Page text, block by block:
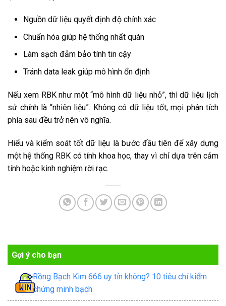
Nguồn dữ liệu quyết định độ chính xác
Chuẩn hóa giúp hệ thống nhất quán
Làm sạch đảm bảo tính tin cậy
Tránh data leak giúp mô hình ổn định
Nếu xem RBK như một “mô hình dữ liệu nhỏ”, thì dữ liệu lịch
sử chính là “nhiên liệu”. Không có dữ liệu tốt, mọi phân tích
phía sau đều trở nên vô nghĩa.
Hiểu và kiểm soát tốt dữ liệu là bước đầu tiên để xây dựng
một hệ thống RBK có tính khoa học, thay vì chỉ dựa trên cảm
tính hoặc kinh nghiệm rời rạc.
Gợi ý cho bạn
Rồng Bạch Kim 666 uy tín không? 10 tiêu chí kiểm
chứng minh bạch